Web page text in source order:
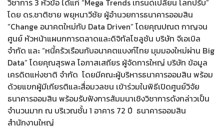
โดย ดร.ชาติชาย พยุหนาวีชัย ผู้อำนวยการธนาคารออมสิน
“Change อนาคตใหม่กับ Data Driven” โดยคุณปณต กาญจน
ศูนย์ หัวหน้าแผนกการตลาดและดิจิทัลโซลูชัน บริษัท จีเอเบิล
จำกัด และ “หนี้ครัวเรือนกับอนาคตแบงก์ไทย มุมมองใหม่ผ่าน Big
Data” โดยคุณสุรพล โอภาสเสถียร ผู้จัดการใหญ่ บริษัท ข้อมูล
เครดิตแห่งชาติ จำกัด โดยมีคณะผู้บริหารธนาคารออมสิน พร้อม
ด้วยแขกผู้มีเกียรติและสื่อมวลชน เข้าร่วมในพิธีเปิดศูนย์วิจัย
ธนาคารออมสิน พร้อมรับฟังการสัมมนาเชิงวิชาการดังกล่าวเป็น
จำนวนมาก ณ บริเวณชั้น 1 อาคาร 72 ปี ธนาคารออมสิน
สำนักงานใหญ่